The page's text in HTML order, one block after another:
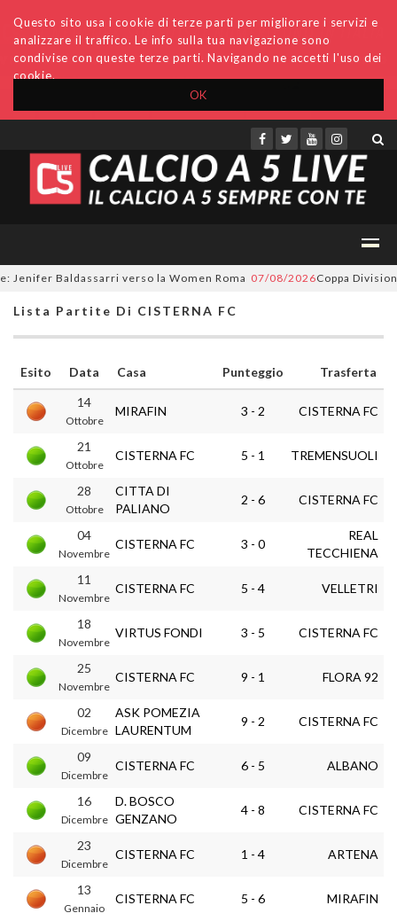
OK
Questo sito usa i cookie di terze parti per migliorare i servizi e
analizzare il traffico. Le info sulla tua navigazione sono
condivise con queste terze parti. Navigando ne accetti l'uso dei
cookie.
Accedi Archivio Invio comunicati Redazione
Baldassarri verso la Women Roma 07/08/2026Coppa
Lista Partite Di CISTERNA FC
Esito Data Casa Punteggio
Trasferta
14
Ottobre
MIRAFIN 3 - 2 CISTERNA FC
21
Ottobre
CISTERNA FC 5 - 1 TREMENSUOLI
28
Ottobre
CITTA DI
PALIANO
2 - 6 CISTERNA FC
04
Novembre
CISTERNA FC 3 - 0
REAL
TECCHIENA
11
Novembre
CISTERNA FC 5 - 4 VELLETRI
18
Novembre
VIRTUS FONDI 3 - 5 CISTERNA FC
25
Novembre
CISTERNA FC 9 - 1 FLORA 92
02
Dicembre
ASK POMEZIA
LAURENTUM
9 - 2 CISTERNA FC
09
Dicembre
CISTERNA FC 6 - 5 ALBANO
16
Dicembre
D. BOSCO
GENZANO
4 - 8 CISTERNA FC
23
Dicembre
CISTERNA FC 1 - 4 ARTENA
13
Gennaio
CISTERNA FC 5 - 6 MIRAFIN